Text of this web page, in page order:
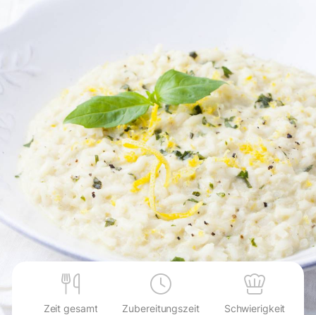
Zeit gesamt
Zubereitungszeit
Schwierigkeit